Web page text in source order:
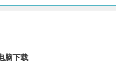
脑下载